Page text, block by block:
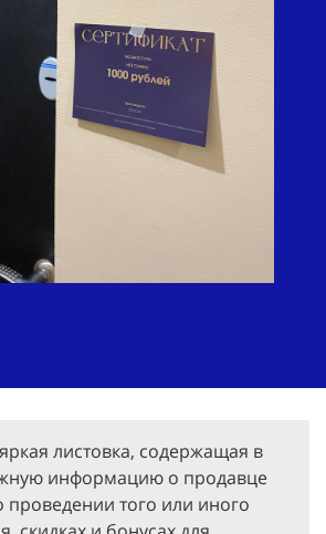
листовка, содержащая в
информацию о продавце
проведении того или иного